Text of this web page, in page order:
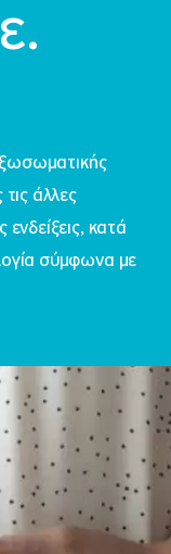
άλλες
κατά
σύμφωνα με